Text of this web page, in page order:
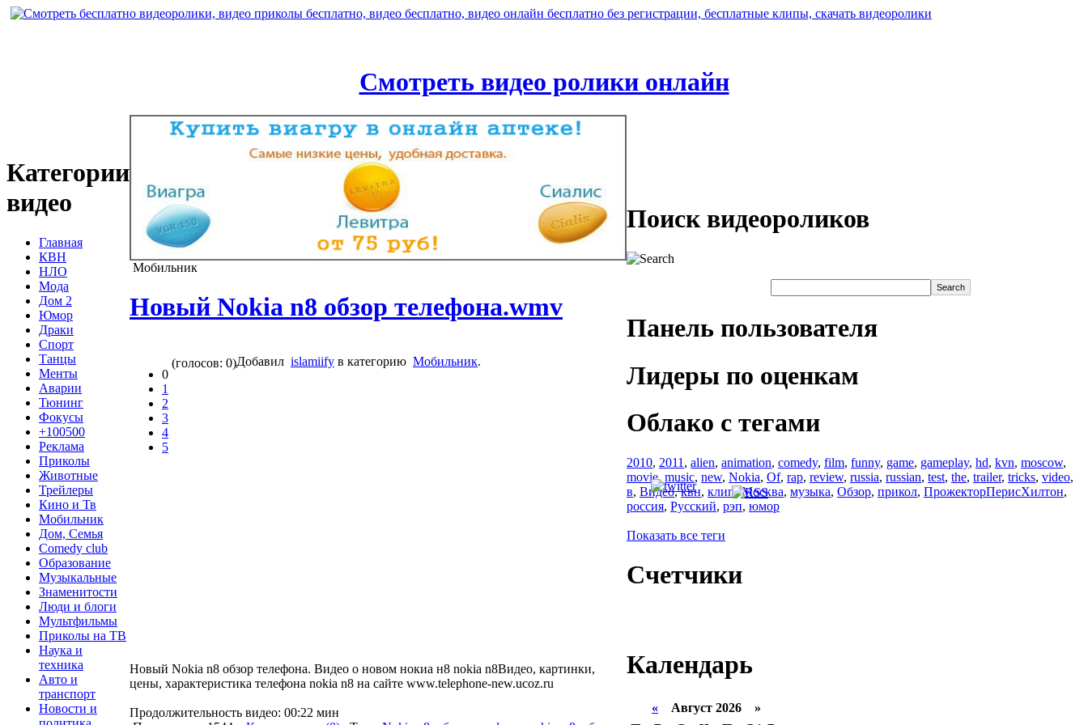
Смотреть видео ролики онлайн
Категории
видео
Главная
КВН
НЛО
Мода
Дом 2
Юмор
Драки
Спорт
Танцы
Менты
Аварии
Тюнинг
Фокусы
+100500
Реклама
Приколы
Животные
Трейлеры
Кино и Тв
Мобильник
Дом, Семья
Comedy club
Образование
Музыкальные
Знаменитости
Люди и блоги
Мультфильмы
Приколы на ТВ
Наука и
техника
Авто и
транспорт
Новости и
Мобильник
Новый Nokia n8 обзор телефона.wmv
0
1
2
3
4
5
(голосов: 0)Добавил islamiify в категорию Мобильник.
Новый Nokia n8 обзор телефона. Видео о новом нокиа н8 nokia n8Видео, картинки,
цены, характеристика телефона nokia n8 на сайте www.telephone-new.ucoz.ru
Продолжительность видео: 00:22 мин
Поиск видеороликов
Панель пользователя
Лидеры по оценкам
Облако с тегами
2010, 2011 , alien, animation, comedy, film, funny, game, gameplay, hd, kvn, moscow,
movie, music, new, Nokia, Of, rap, review, russia, russian, test, the, trailer, tricks, video,
в, Видео,квн, клип,Москва, музыка, Обзор, прикол, ПрожекторПерисХилтон,
россия, Русский, рэп, юмор
Показать все теги
Счетчики
Календарь
« Август 2026 »